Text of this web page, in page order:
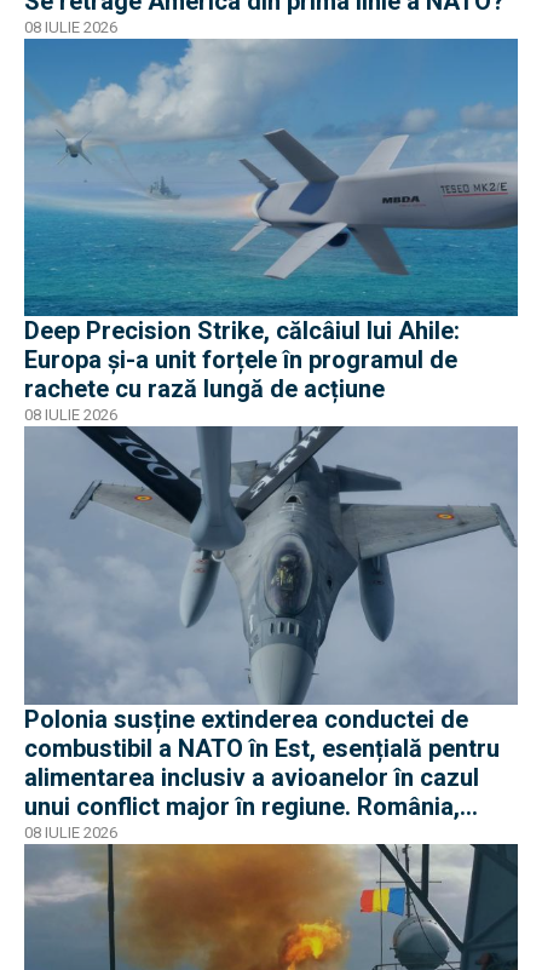
08 IULIE 2026
Deep Precision Strike, călcâiul lui Ahile:
Europa și-a unit forțele în programul de
rachete cu rază lungă de acțiune
08 IULIE 2026
Polonia susține extinderea conductei de
combustibil a NATO în Est, esențială pentru
alimentarea inclusiv a avioanelor în cazul
unui conflict major în regiune. România,
parte a proiectului
08 IULIE 2026